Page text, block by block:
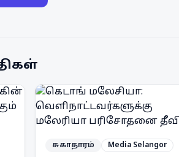
சுகாதாரம் Media Selangor